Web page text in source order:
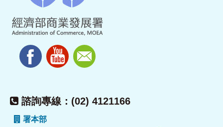
諮詢專線：(02) 4121166
署本部